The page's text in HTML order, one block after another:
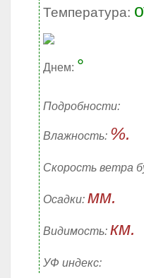
Температура:
Днем: °
Подробности:
Влажность: %.
Скорость ветра
Осадки: мм.
Видимость: км.
УФ индекс: